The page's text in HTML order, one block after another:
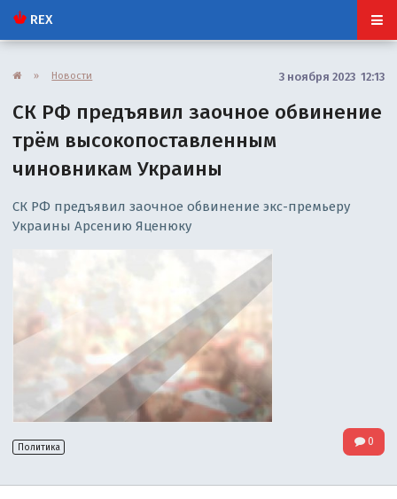
REX
» Новости 3 ноября 2023 12:13
СК РФ предъявил заочное обвинение
трём высокопоставленным
чиновникам Украины
СК РФ предъявил заочное обвинение экс-премьеру
Украины Арсению Яценюку
Политика 0